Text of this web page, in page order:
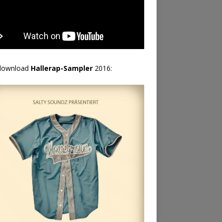
Hallerap-Sampler2016: